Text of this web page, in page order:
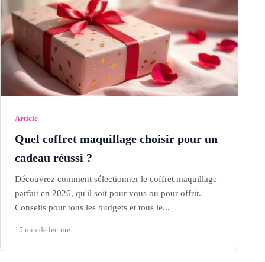
Article
Quel coffret maquillage choisir pour un
cadeau réussi ?
Découvrez comment sélectionner le coffret maquillage
parfait en 2026, qu'il soit pour vous ou pour offrir.
Conseils pour tous les budgets et tous le...
15 min de lecture